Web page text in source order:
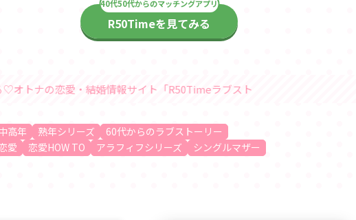
R50Timeを見てみる
婚情報サイト「R50Timeラブストーリー」随時更新中
高年 熟年シリーズ
60代からのラブストーリー
愛 恋愛HOW TO アラフィフシリーズ
シングルマザー